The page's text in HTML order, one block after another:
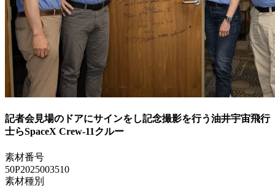
記者会見場のドアにサインをし記念撮影を行う油井宇宙飛行
士らSpaceX Crew-11クルー
素材番号
50P2025003510
素材種別